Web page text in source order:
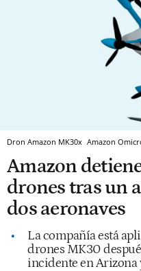
Dron Amazon MK30x Amazon
Amazon
drones tras un
dos aeronaves
La compañía está
drones MK30
incidente en Arizona